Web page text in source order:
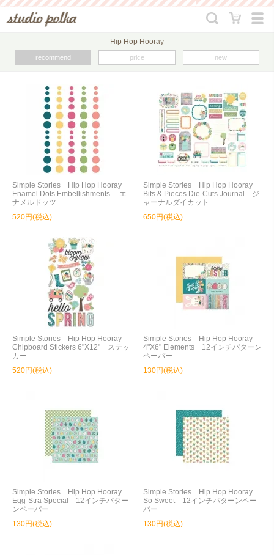
Hip Hop Hooray
recommend price new
Simple Stories Hip Hop Hooray
Enamel Dots Embellishments エ
ナメルドッツ
520円(税込)
Simple Stories Hip Hop Hooray
Bits & Pieces Die-Cuts Journal ジ
ャーナルダイカット
650円(税込)
Simple Stories Hip Hop Hooray
Chipboard Stickers 6"X12" ステッ
カー
520円(税込)
Simple Stories Hip Hop Hooray
4"X6" Elements 12インチパターン
ペーパー
130円(税込)
Simple Stories Hip Hop Hooray
Egg-Stra Special 12インチパター
ンペーパー
130円(税込)
Simple Stories Hip Hop Hooray
So Sweet 12インチパターンペー
パー
130円(税込)